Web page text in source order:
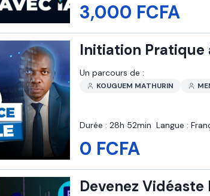
3,000 FCFA
Initiation
Un parcours de :
KOUGUEM MATHURIN
Durée : 28h 52min Langue :
0 FCFA
Devenez Vidéaste